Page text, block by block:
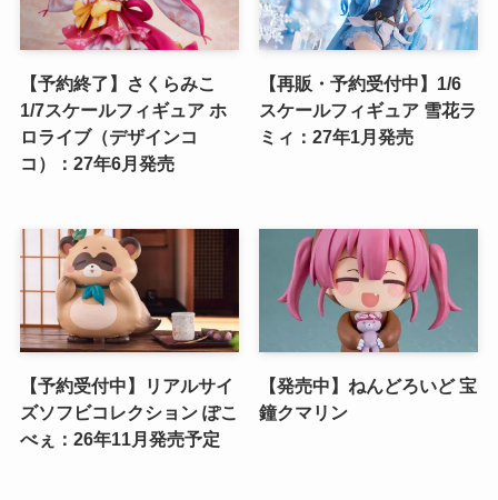
【予約終了】さくらみこ
1/7スケールフィギュア ホ
ロライブ（デザインコ
コ）：27年6月発売
【再販・予約受付中】1/6
スケールフィギュア 雪花ラ
ミィ：27年1月発売
【予約受付中】リアルサイ
ズソフビコレクション ぽこ
べぇ：26年11月発売予定
【発売中】ねんどろいど 宝
鐘クマリン